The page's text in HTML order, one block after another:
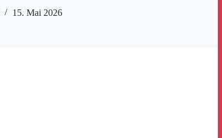
15. Mai 2026